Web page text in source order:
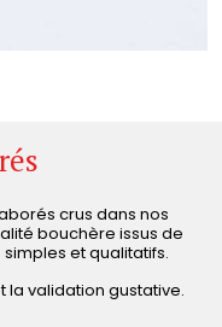
crus dans nos
bouchère issus de
et qualitatifs.
la validation gustative.